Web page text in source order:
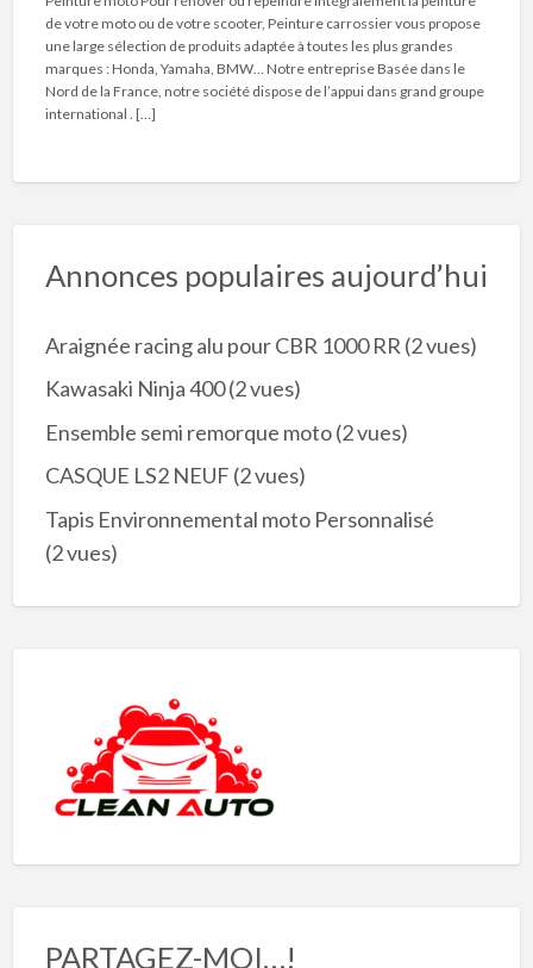
de votre moto ou de votre scooter, Peinture carrossier vous propose
une large sélection de produits adaptée à toutes les plus grandes
marques : Honda, Yamaha, BMW… Notre entreprise Basée dans le
Nord de la France, notre société dispose de l’appui dans grand groupe
international . […]
Annonces populaires aujourd’hui
Araignée racing alu pour CBR 1000 RR (2 vues)
Kawasaki Ninja 400(2 vues)
Ensemble semi remorque moto(2 vues)
CASQUE LS2 NEUF (2 vues)
Tapis Environnemental moto Personnalisé
(2 vues)
PARTAGEZ-MOI…!